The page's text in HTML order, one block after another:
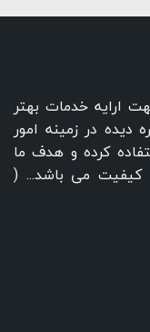
ارایه خدمات بهتر
در زمینه امور
کرده و هدف ما
کیفیت می باشد... (